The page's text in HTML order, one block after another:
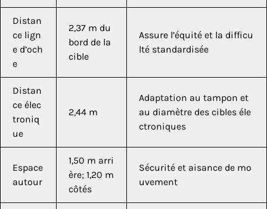
Distan
ce lign
e d’och
e
2,37 m du
bord de la
cible
Assure l’équité et la difficu
lté standardisée
Distan
ce élec
troniq
ue
2,44 m
Adaptation au tampon et
au diamètre des cibles éle
ctroniques
Espace
autour
1,50 m arri
ère; 1,20 m
côtés
Sécurité et aisance de mo
uvement